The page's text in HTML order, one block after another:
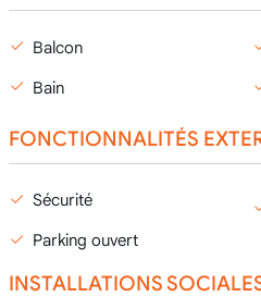
Balcon
Bain
FONCTIONNALITÉS
Sécurité
Parking ouvert
INSTALLATIONS